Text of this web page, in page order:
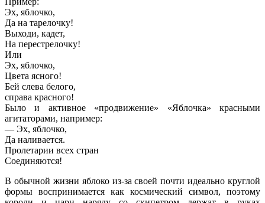
Эх, яблочко,
Да на тарелочку!
Выходи, кадет,
На перестрелочку!
Или
Эх, яблочко,
Цвета ясного!
Бей слева белого,
справа красного!
Было и активное «продвижение» «Яблочка» красными
агитаторами, например:
— Эх, яблочко,
Да наливается.
Пролетарии всех стран
Соединяются!
В обычной жизни яблоко из-за своей почти идеально круглой
формы воспринимается как космический символ, поэтому